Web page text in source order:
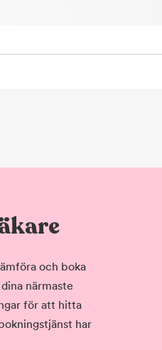
och boka
närmaste
för att hitta
har